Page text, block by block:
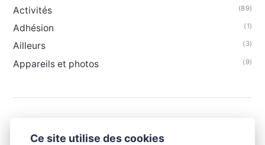
Activités (89)
Adhésion (1)
Ailleurs (3)
Appareils et photos (9)
Ce site utilise des cookies